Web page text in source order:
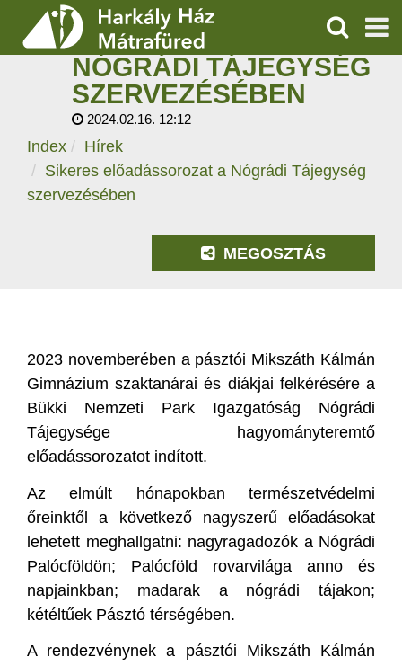
SZOLGÁLTATÁSOK
PROGRAMOK
HÍREK
KERESÉS
SIKERES
ELŐADÁSSOROZAT A
NÓGRÁDI TÁJEGYSÉG
SZERVEZÉSÉBEN
2024.02.16. 12:12
Index
Hírek
Sikeres előadássorozat a Nógrádi Tájegység
szervezésében
MEGOSZTÁS
2023 novemberében a pásztói Mikszáth Kálmán
Gimnázium szaktanárai és diákjai felkérésére a
Bükki Nemzeti Park Igazgatóság Nógrádi
Tájegysége hagyományteremtő
előadássorozatot indított.
Az elmúlt hónapokban természetvédelmi
őreinktől a következő nagyszerű előadásokat
lehetett meghallgatni: nagyragadozók a Nógrádi
Palócföldön; Palócföld rovarvilága anno és
napjainkban; madarak a nógrádi tájakon;
kétéltűek Pásztó térségében.
A rendezvénynek a pásztói Mikszáth Kálmán